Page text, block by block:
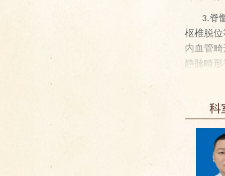
3.脊
枢椎脱位
内血管
静脉畸形
伤、脊
颅底肿